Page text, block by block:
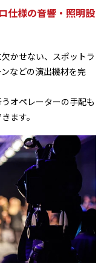
仕様の音響・照明設
かせない、スポットラ
などの演出機材を完
オペレーターの手配も
ます。